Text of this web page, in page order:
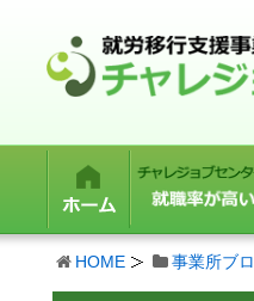
HOME 事業所ブ